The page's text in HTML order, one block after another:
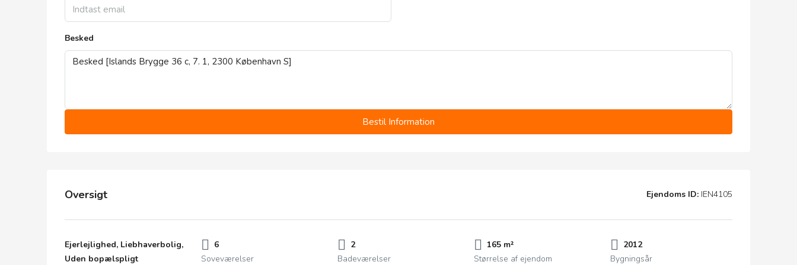
Besked
Bestil Information
Oversigt Ejendoms ID: IEN4105
Ejerlejlighed, Liebhaverbolig,
Uden bopælspligt
6
Soveværelser
2
Badeværelser
165 m²
Størrelse af ejendom
2012
Bygningsår